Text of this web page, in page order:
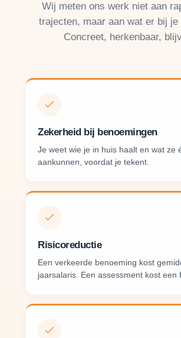
Wij meten ons werk niet aan
trajecten, maar aan wat er bij je
Concreet, herkenbaar,
Zekerheid bij benoemingen
Je weet wie je in huis haalt en wat ze
aankunnen, voordat je tekent.
Risicoreductie
Een verkeerde benoeming kost
jaarsalaris. Een assessment kost een